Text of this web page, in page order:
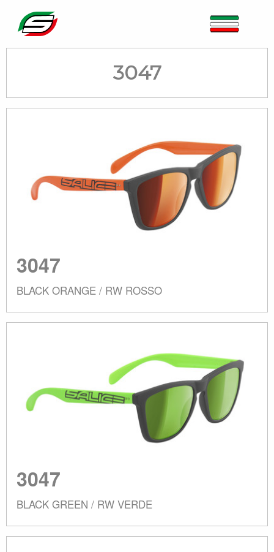
3047
3047
BLACK ORANGE / RW ROSSO
3047
BLACK GREEN / RW VERDE